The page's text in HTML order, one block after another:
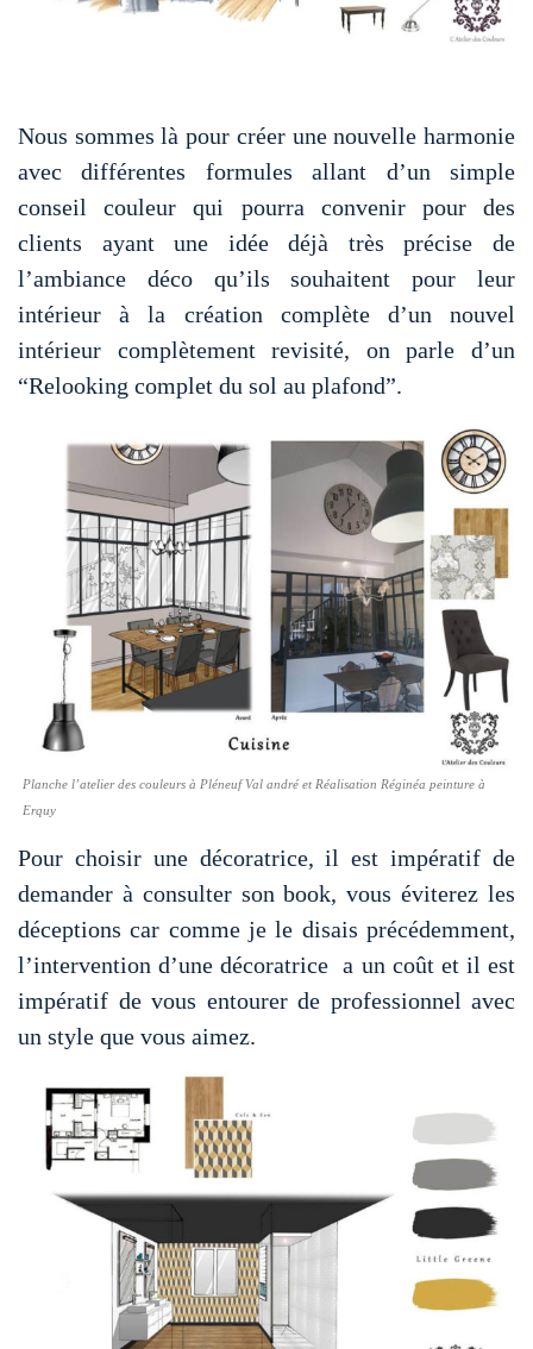
Nous sommes là pour créer une nouvelle harmonie
avec différentes formules allant d’un simple
conseil couleur qui pourra convenir pour des
clients ayant une idée déjà très précise de
l’ambiance déco qu’ils souhaitent pour leur
intérieur à la création complète d’un nouvel
intérieur complètement revisité, on parle d’un
“Relooking complet du sol au plafond”.
Planche l’atelier des couleurs à Pléneuf Val andré et Réalisation Réginéa peinture à
Erquy
Pour choisir une décoratrice, il est impératif de
demander à consulter son book, vous éviterez les
déceptions car comme je le disais précédemment,
l’intervention d’une décoratrice a un coût et il est
impératif de vous entourer de professionnel avec
un style que vous aimez.